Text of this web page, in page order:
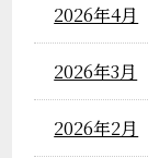
2026年4月
2026年3月
2026年2月